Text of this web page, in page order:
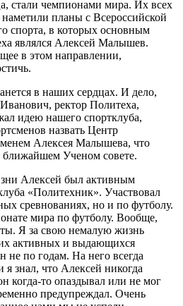
стали чемпионами мира. Их всех
планы с Всероссийской
спорта, в которых основным
являлся Алексей Малышев.
в этом направлении,
в наших сердцах. И дело,
ректор Политеха,
идею нашего спортклуба,
назвать Центр
Алексея Малышева, что
Ученом совете.
Алексей был активным
«Политехник». Участвовал
сревнованиях, но и по футболу.
мира по футболу. Вообще,
Я за свою немалую жизнь
активных и выдающихся
не по годам. На него всегда
знал, что Алексей никогда
когда-то опаздывал или не мог
предупреждал. Очень